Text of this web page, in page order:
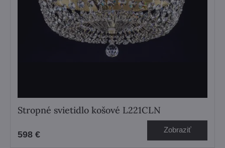
Stropné svietidlo košové L221CLN
598 € Zobraziť